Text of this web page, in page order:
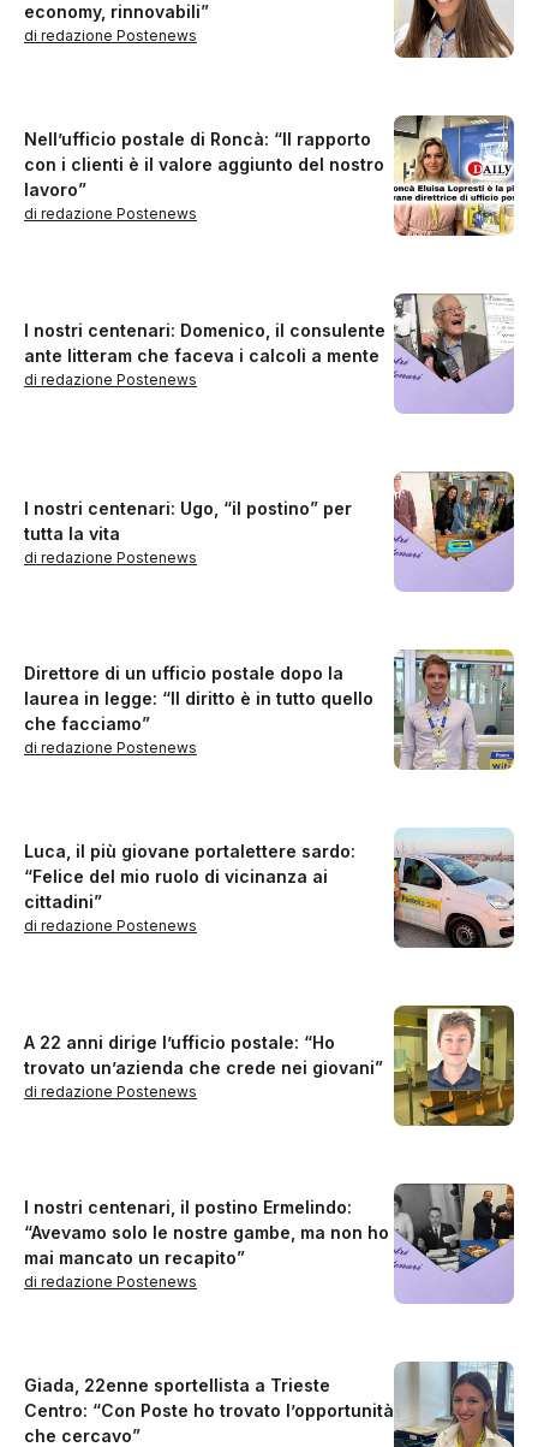
economy, rinnovabili”
di redazione Postenews
Nell’ufficio postale di Roncà: “Il rapporto
con i clienti è il valore aggiunto del nostro
lavoro”
di redazione Postenews
I nostri centenari: Domenico, il consulente
ante litteram che faceva i calcoli a mente
di redazione Postenews
I nostri centenari: Ugo, “il postino” per
tutta la vita
di redazione Postenews
Direttore di un ufficio postale dopo la
laurea in legge: “Il diritto è in tutto quello
che facciamo”
di redazione Postenews
Luca, il più giovane portalettere sardo:
“Felice del mio ruolo di vicinanza ai
cittadini”
di redazione Postenews
A 22 anni dirige l’ufficio postale: “Ho
trovato un’azienda che crede nei giovani”
di redazione Postenews
I nostri centenari, il postino Ermelindo:
“Avevamo solo le nostre gambe, ma non ho
mai mancato un recapito”
di redazione Postenews
Giada, 22enne sportellista a Trieste
Centro: “Con Poste ho trovato l’opportunità
che cercavo”